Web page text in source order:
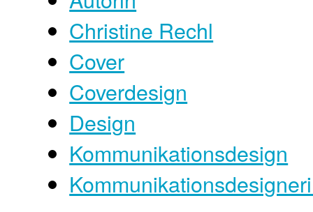
Christine Rechl
Cover
Coverdesign
Design
Kommunikationsdesign